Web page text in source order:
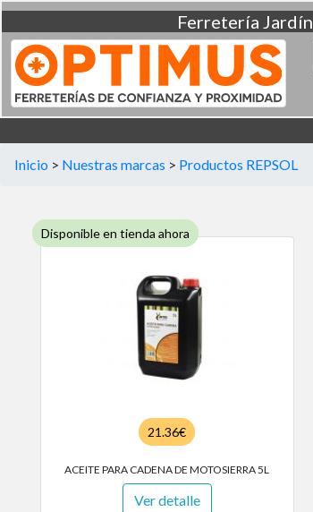
Ferretería Jardín
Inicio > Nuestras marcas > Productos REPSOL
Disponible en tienda ahora
21.36€
ACEITE PARA CADENA DE MOTOSIERRA 5L
Ver detalle